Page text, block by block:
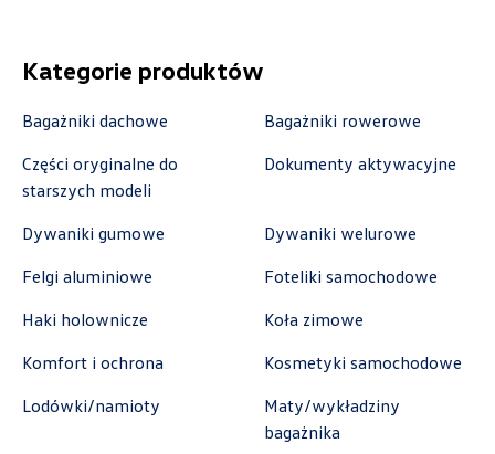
Autocentrum
ul. Zakładowa 18, Kielce
czesci@vwautocentrum.com.pl
Autoremo
ul. Szaflarska 170, Nowy Targ
Kategorie produktów
Bagażniki dachowe
Bagażniki rowerowe
Części oryginalne do
starszych modeli
Dokumenty aktywacyjne
Dywaniki gumowe
Dywaniki welurowe
Felgi aluminiowe
Foteliki samochodowe
Haki holownicze
Koła zimowe
Komfort i ochrona
Kosmetyki samochodowe
Lodówki/namioty
Maty/wykładziny
bagażnika